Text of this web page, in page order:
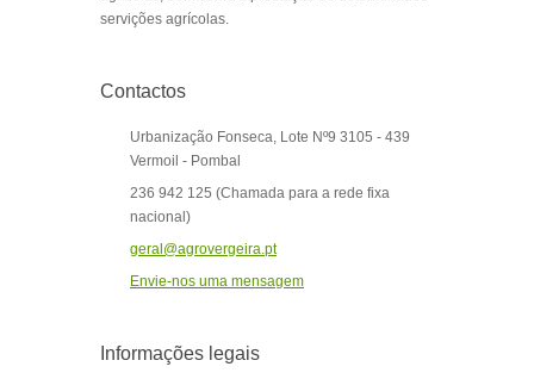
servições agrícolas.
Contactos
Urbanização Fonseca, Lote Nº9 3105 - 439
Vermoil - Pombal
236 942 125 (Chamada para a rede fixa
nacional)
geral@agrovergeira.pt
Envie-nos uma mensagem
Informações legais